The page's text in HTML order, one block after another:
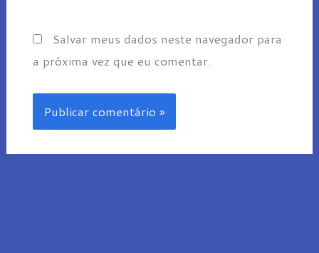
Salvar meus dados neste navegador para
a próxima vez que eu comentar.